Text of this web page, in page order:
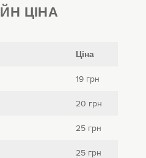
ЦІНА
Ціна
19 грн
20 грн
25 грн
25 грн